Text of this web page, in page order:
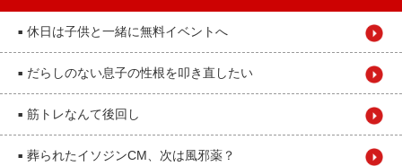
■ 休日は子供と一緒に無料イベントへ
■ だらしのない息子の性根を叩き直したい
■ 筋トレなんて後回し
■ 葬られたイソジンCM、次は風邪薬？